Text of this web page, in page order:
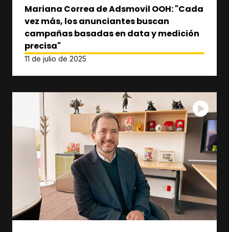
Mariana Correa de Adsmovil OOH: "Cada
vez más, los anunciantes buscan
campañas basadas en data y medición
precisa"
11 de julio de 2025